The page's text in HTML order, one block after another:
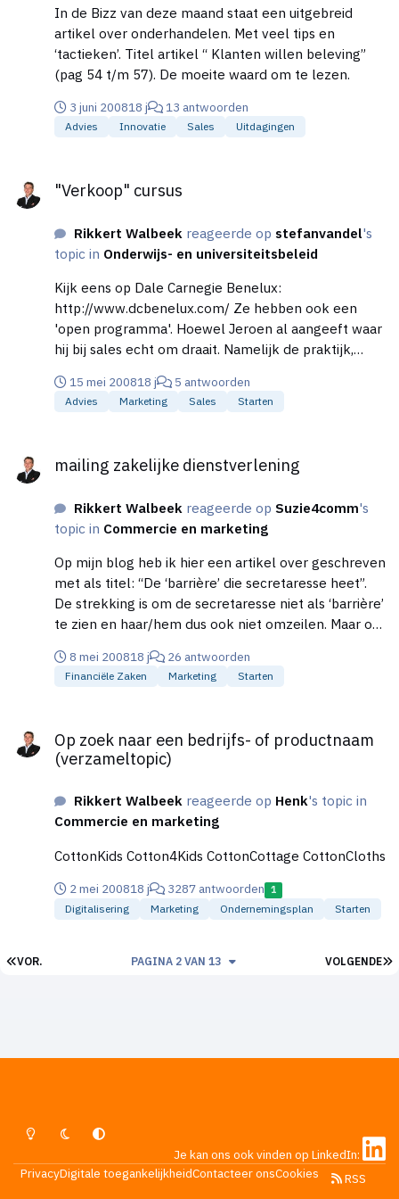
In de Bizz van deze maand staat een uitgebreid
artikel over onderhandelen. Met veel tips en
‘tactieken’. Titel artikel “ Klanten willen beleving”
(pag 54 t/m 57). De moeite waard om te lezen.
3 juni 200818 j 13 antwoorden
Advies Innovatie Sales Uitdagingen
"Verkoop" cursus
Rikkert Walbeek reageerde op stefanvandel's
topic in Onderwijs- en universiteitsbeleid
Kijk eens op Dale Carnegie Benelux:
http://www.dcbenelux.com/ Ze hebben ook een
'open programma'. Hoewel Jeroen al aangeeft waar
hij bij sales echt om draait. Namelijk de praktijk,
15 mei 200818 j 5 antwoorden
Advies Marketing Sales Starten
mailing zakelijke dienstverlening
Rikkert Walbeek reageerde op Suzie4comm's
topic in Commercie en marketing
Op mijn blog heb ik hier een artikel over geschreven
met als titel: “De ‘barrière’ die secretaresse heet”.
De strekking is om de secretaresse niet als ‘barrière’
te zien en haar/hem dus ook niet omzeilen. Maar om
http://www.salesiseenvak.nl/de-
%e2%80%98barriere%e2%80%99-die-
8 mei 200818 j 26 antwoorden
Financiële Zaken Marketing Starten
Op zoek naar een bedrijfs- of productnaam
(verzameltopic)
Rikkert Walbeek reageerde op Henk's topic in
Commercie en marketing
CottonKids Cotton4Kids CottonCottage CottonCloths
2 mei 200818 j 3287 antwoorden 1
Digitalisering Marketing Ondernemingsplan Starten
EERSTE PAGINA
VOR. VOLGENDE
PAGINA 2 VAN 13
Lichte ModusDonkere ModusSysteemvoorkeur
Je kan ons ook vinden op LinkedIn:
PrivacyDigitale toegankelijkheidContacteer onsCookies RSS